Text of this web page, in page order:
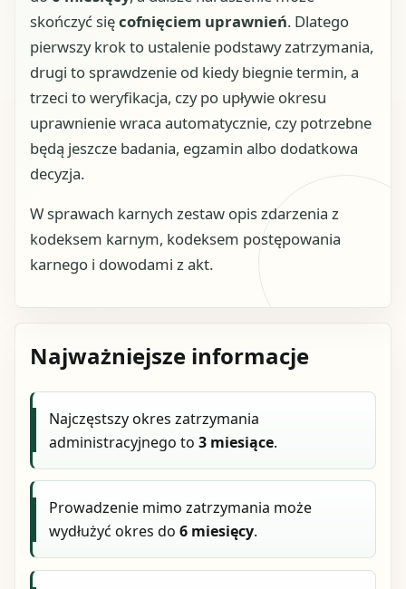
skończyć sięcofnięciem uprawnień. Dlatego
pierwszy krok to ustalenie podstawy zatrzymania,
drugi to sprawdzenie od kiedy biegnie termin, a
trzeci to weryfikacja, czy po upływie okresu
uprawnienie wraca automatycznie, czy potrzebne
będą jeszcze badania, egzamin albo dodatkowa
decyzja.
W sprawach karnych zestaw opis zdarzenia z
kodeksem karnym, kodeksem postępowania
karnego i dowodami z akt.
Najważniejsze informacje
Najczęstszy okres zatrzymania
administracyjnego to3 miesiące.
Prowadzenie mimo zatrzymania może
wydłużyć okres do6 miesięcy.